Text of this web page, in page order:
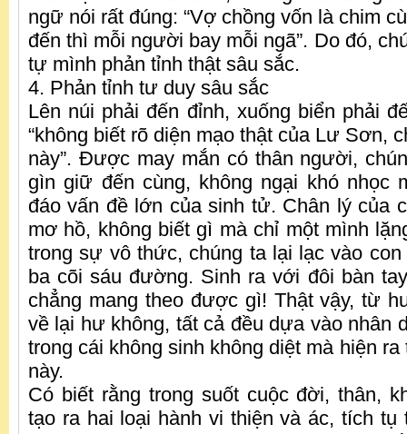
ngữ nói rất đúng: “Vợ chồng vốn là chim
đến thì mỗi người bay mỗi ngã”. Do đó,
tự mình phản tỉnh thật sâu sắc.
4. Phản tỉnh tư duy sâu sắc
Lên núi phải đến đỉnh, xuống biển phải
“không biết rõ diện mạo thật của Lư Sơn,
này”. Được may mắn có thân người,
gìn giữ đến cùng, không ngại khó nhọc
đáo vấn đề lớn của sinh tử. Chân lý của
mơ hồ, không biết gì mà chỉ một mình
trong sự vô thức, chúng ta lại lạc vào
ba cõi sáu đường. Sinh ra với đôi bàn
chẳng mang theo được gì! Thật vậy, từ
về lại hư không, tất cả đều dựa vào nhân
trong cái không sinh không diệt mà hiện
này.
Có biết rằng trong suốt cuộc đời, thân,
tạo ra hai loại hành vi thiện và ác, tích tụ